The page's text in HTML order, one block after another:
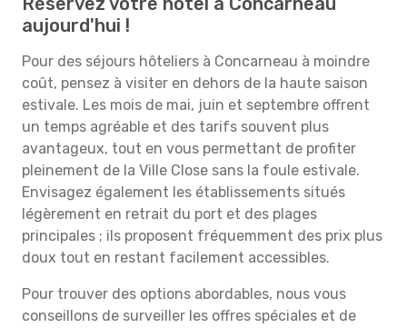
aujourd'hui !
Pour des séjours hôteliers à Concarneau à moindre
coût, pensez à visiter en dehors de la haute saison
estivale. Les mois de mai, juin et septembre offrent
un temps agréable et des tarifs souvent plus
avantageux, tout en vous permettant de profiter
pleinement de la Ville Close sans la foule estivale.
Envisagez également les établissements situés
légèrement en retrait du port et des plages
principales ; ils proposent fréquemment des prix plus
doux tout en restant facilement accessibles.
Pour trouver des options abordables, nous vous
conseillons de surveiller les offres spéciales et de